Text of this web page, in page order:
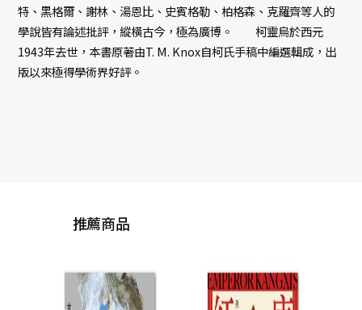
特、黑格爾、謝林、湯恩比、史賓格勒、柏格森、克羅齊等人的
學說皆有論述批評，縱橫古今，極為廣博。 柯靈烏於西元
1943年去世，本書原著由T. M. Knox自柯氏手稿中編選輯成，出
版以來極得學術界好評。
推薦商品
中國的豐裕時代：起
源、崛起與餘波